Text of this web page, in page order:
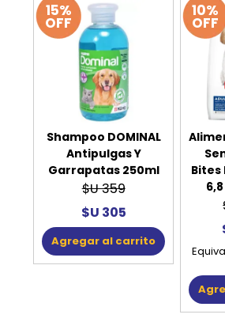
15%
OFF
Shampoo DOMINAL
Antipulgas Y
Garrapatas 250ml
$U 359
$U 305
Agregar al carrito
10%
OFF
Bites